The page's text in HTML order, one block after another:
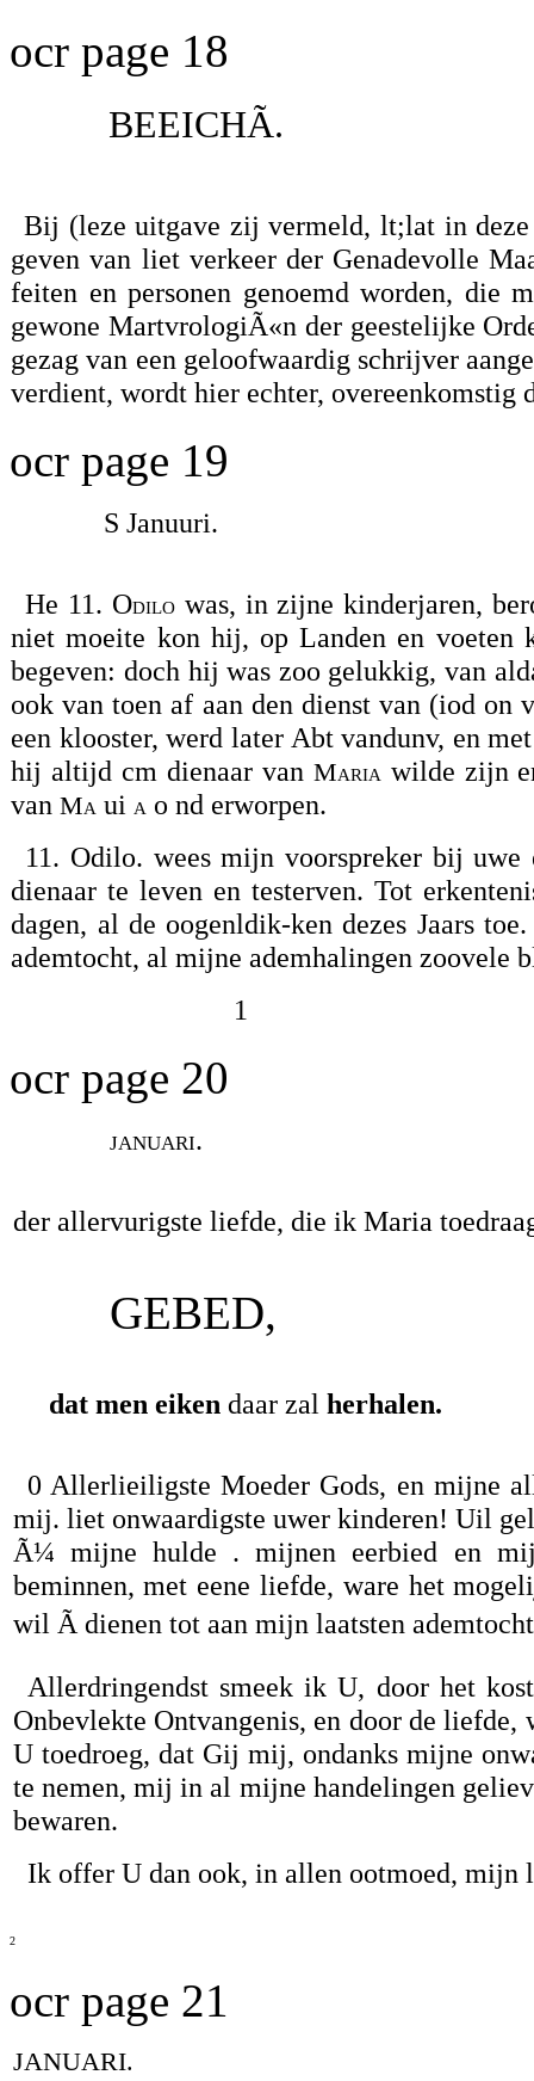
ocr page 18
BEEICHÃ.
Bij (leze uitgave zij vermeld, lt;lat in deze
geven van liet verkeer der Genadevolle
feiten en personen genoemd worden, die
gewone MartvrologiÃ«n der geestelijke
gezag van een geloofwaardig schrijver
verdient, wordt hier echter, overeenkomstig
ocr page 19
S Januuri.
He 11. Odilowas, in zijne kinderjaren,
niet moeite kon hij, op Landen en voeten
begeven: doch hij was zoo gelukkig, van
ook van toen af aan den dienst van (iod
een klooster, werd later Abt vandunv, en
hij altijd cm dienaar vanMaria wilde zijn
van Ma ui a o nd erworpen.
11. Odilo. wees mijn voorspreker bij
dienaar te leven en testerven. Tot
dagen, al de oogenldik-ken dezes Jaars
ademtocht, al mijne ademhalingen zoovele
1
ocr page 20
januari.
der allervurigste liefde, die ik Maria
GEBED,
dat men eiken daar zal herhalen.
0 Allerlieiligste Moeder Gods, en mijne
mij. liet onwaardigste uwer kinderen! Uil
Ã¼ mijne hulde . mijnen eerbied en
beminnen, met eene liefde, ware het
wil Ã dienen tot aan mijn laatsten
Allerdringendst smeek ik U, door het
Onbevlekte Ontvangenis, en door de
U toedroeg, dat Gij mij, ondanks mijne
te nemen, mij in al mijne handelingen
bewaren.
Ik offer U dan ook, in allen ootmoed, mijn
2
ocr page 21
JANUARI.